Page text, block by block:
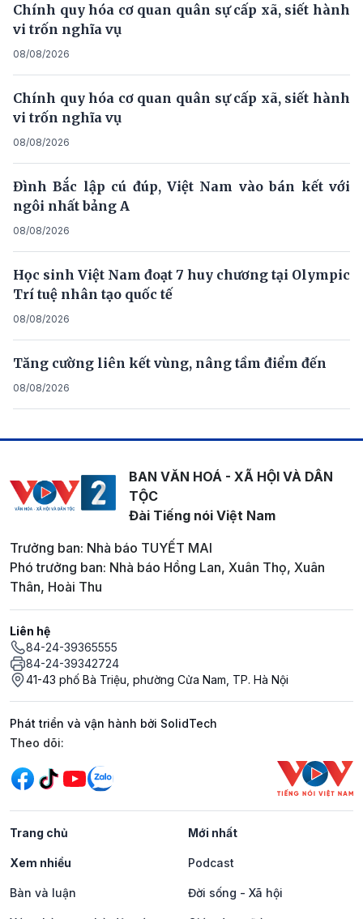
Chính quy hóa cơ quan quân sự cấp xã, siết hành
vi trốn nghĩa vụ
08/08/2026
Chính quy hóa cơ quan quân sự cấp xã, siết hành
vi trốn nghĩa vụ
08/08/2026
Đình Bắc lập cú đúp, Việt Nam vào bán kết với
ngôi nhất bảng A
08/08/2026
Học sinh Việt Nam đoạt 7 huy chương tại Olympic
Trí tuệ nhân tạo quốc tế
08/08/2026
Tăng cường liên kết vùng, nâng tầm điểm đến
08/08/2026
BAN VĂN HOÁ - XÃ HỘI VÀ DÂN
TỘC
Đài Tiếng nói Việt Nam
Trưởng ban: Nhà báo TUYẾT MAI
Phó trưởng ban: Nhà báo Hồng Lan, Xuân Thọ, Xuân
Thân, Hoài Thu
Liên hệ
84-24-39365555
84-24-39342724
41-43 phố Bà Triệu, phường Cửa Nam, TP. Hà Nội
Phát triển và vận hành bởi SolidTech
Mạng xã hội
Theo dõi:
Trang chủ Mới nhất
Xem nhiều Podcast
Bàn và luận Đời sống - Xã hội